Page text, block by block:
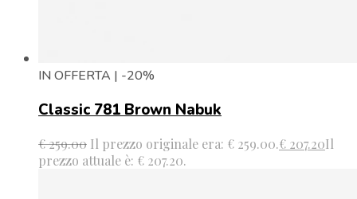
IN OFFERTA | -20%
Classic 781 Brown Nabuk
€259.00 Il prezzo originale era: € 259.00.€ 207.20Il
prezzo attuale è: € 207.20.